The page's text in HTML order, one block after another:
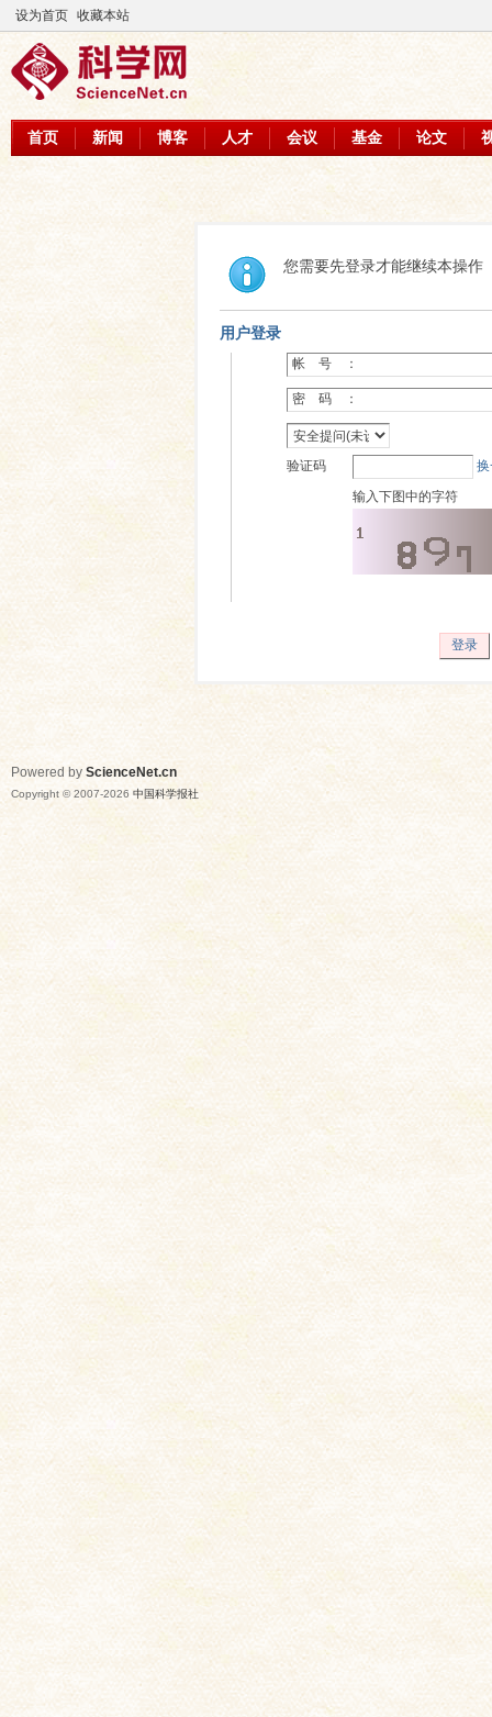
设为首页 收藏本站
首页 新闻 博客 人才 会议 基金 论文
您需要先登录才能继续本操作
用户登录
帐 号 ：
密 码 ：
验证码
输入下图中的字符
登录
Powered by ScienceNet.cn
Copyright © 2007-2026 中国科学报社